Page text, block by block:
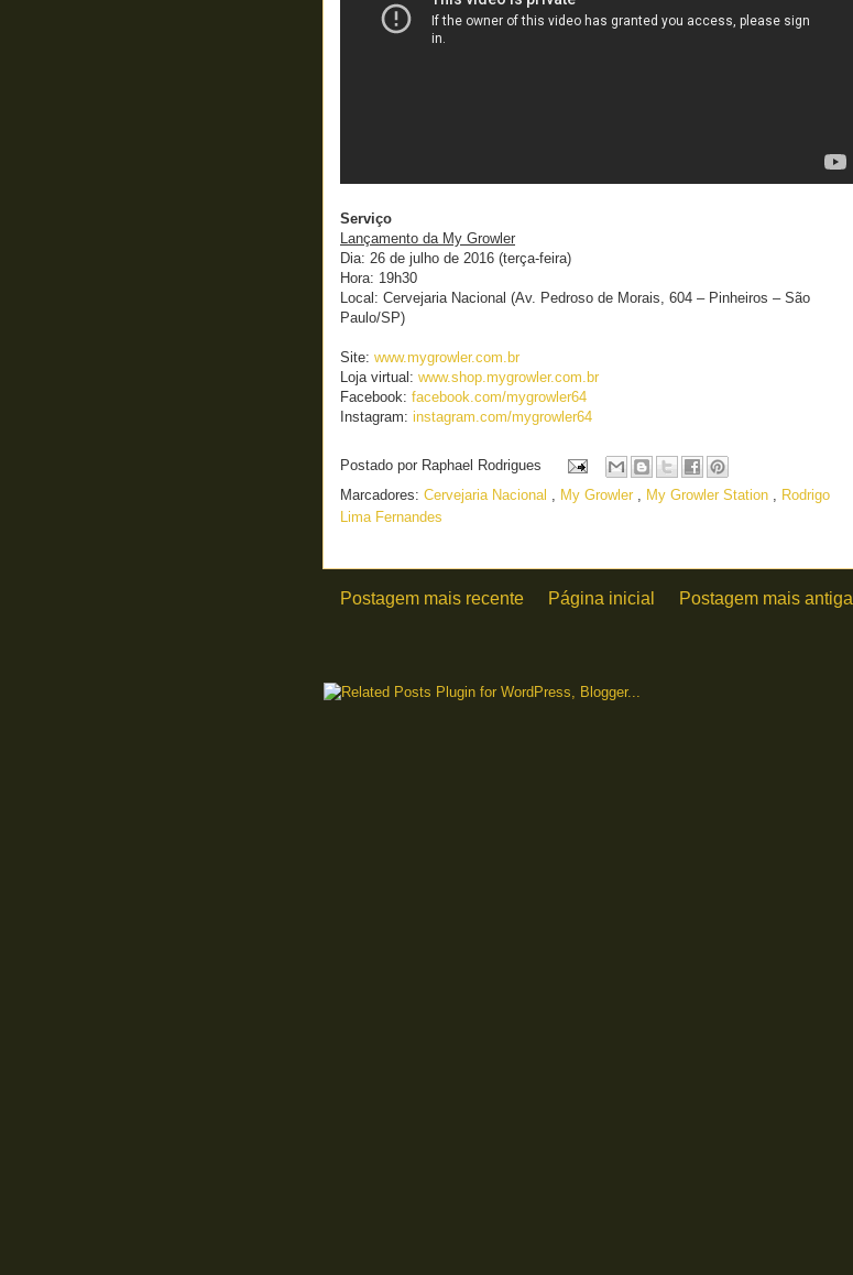
Serviço
Lançamento da My Growler
Dia: 26 de julho de 2016 (terça-feira)
Hora: 19h30
Local: Cervejaria Nacional (Av. Pedroso de Morais, 604 – Pinheiros – São
Paulo/SP)
Site: www.mygrowler.com.br
Loja virtual: www.shop.mygrowler.com.br
Facebook: facebook.com/mygrowler64
Instagram: instagram.com/mygrowler64
Postado por Raphael Rodrigues
Marcadores: Cervejaria Nacional , My Growler , My Growler Station , Rodrigo
Lima Fernandes
Postagem mais recente Postagem mais antiga
Página inicial